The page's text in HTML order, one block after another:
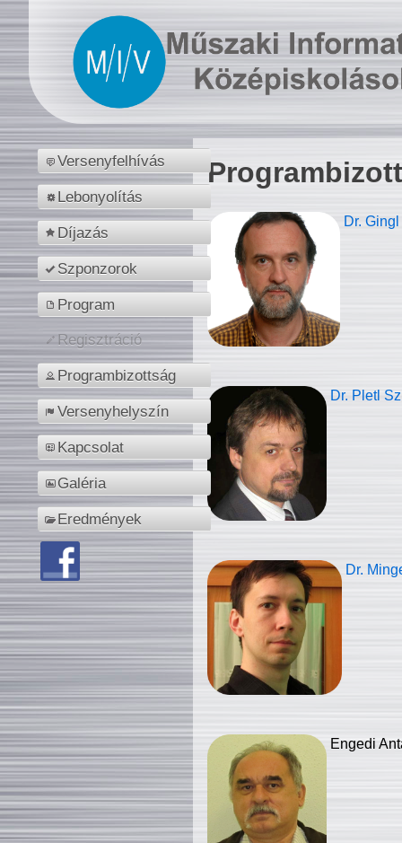
Versenyfelhívás
Lebonyolítás
Díjazás
Szponzorok
Program
Regisztráció
Programbizottság
Versenyhelyszín
Kapcsolat
Galéria
Eredmények
Dr.
Dr. Pletl
Dr.
Engedi